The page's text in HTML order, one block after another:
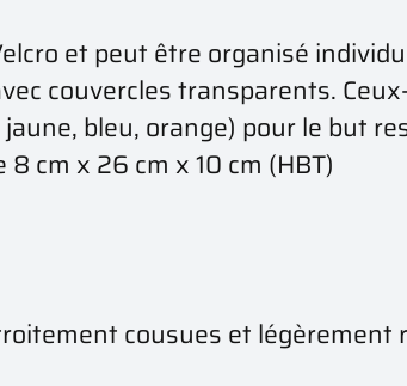
et peut être organisé
couvercles transparents.
bleu, orange) pour le but
cm x 26 cm x 10 cm (HBT)
cousues et